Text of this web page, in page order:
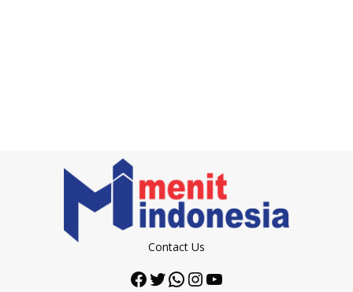
Contact Us
Facebook
Twitter
WhatsApp
Instagram
YouTube